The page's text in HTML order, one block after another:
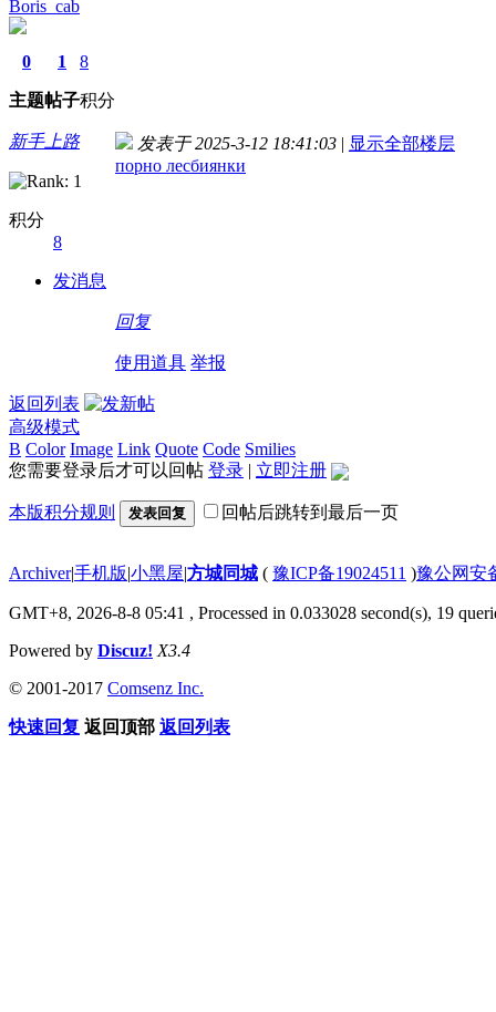
Boris_cab
0
主题
1
帖子
8
积分
新手上路
积分
8
发消息
发表于 2025-3-12 18:41:03 | 显示全部楼层
порно лесбиянки
回复
使用道具 举报
返回列表
高级模式
B Color Image Link Quote Code Smilies
您需要登录后才可以回帖 登录 | 立即注册
本版积分规则 发表回复 回帖后跳转到最后一页
Archiver|手机版|小黑屋|方城同城 ( 豫ICP备19024511 )豫公网安
GMT+8, 2026-8-8 05:41 , Processed in 0.033028 second(s), 19
Powered by Discuz! X3.4
© 2001-2017 Comsenz Inc.
快速回复 返回顶部 返回列表